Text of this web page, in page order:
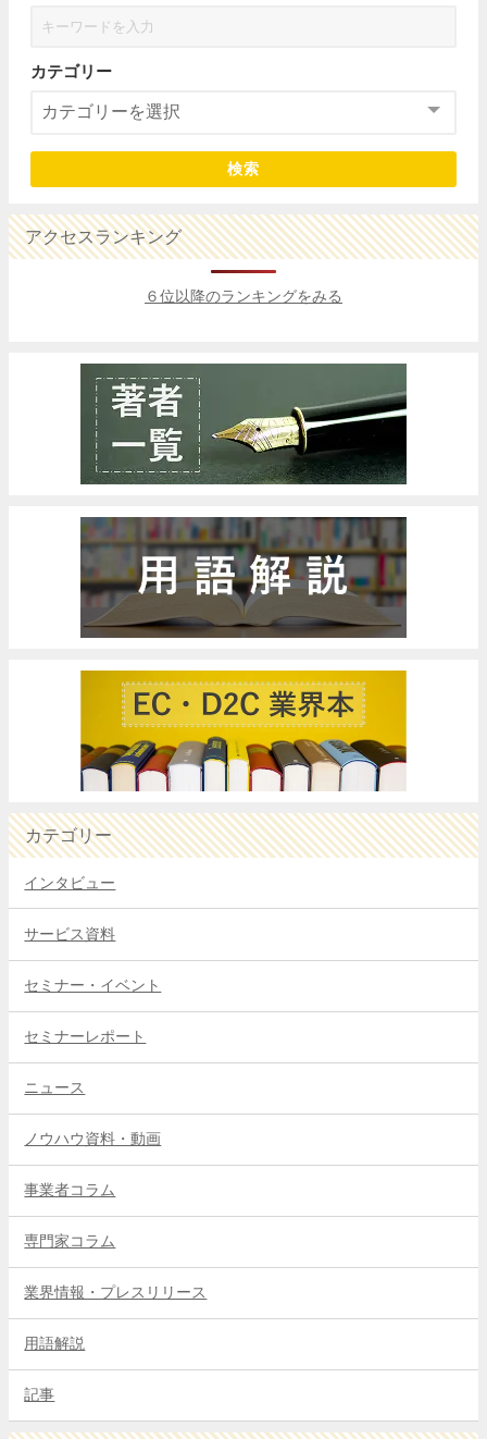
カテゴリー
検索
アクセスランキング
６位以降のランキングをみる
カテゴリー
インタビュー
サービス資料
セミナー・イベント
セミナーレポート
ニュース
ノウハウ資料・動画
事業者コラム
専門家コラム
業界情報・プレスリリース
用語解説
記事